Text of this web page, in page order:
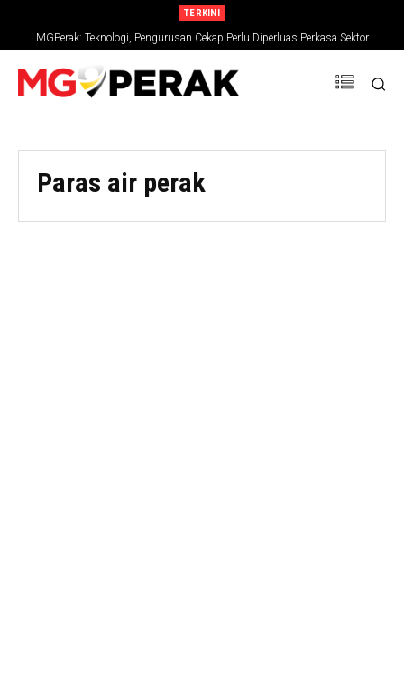
TERKINI
MGPerak: Teknologi, Pengurusan Cekap Perlu Diperluas Perkasa Sektor
Pertanian
Paras air perak